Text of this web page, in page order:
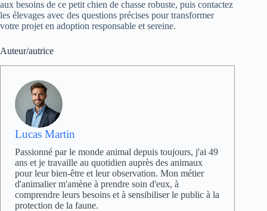
aux besoins de ce petit chien de chasse robuste, puis contactez
les élevages avec des questions précises pour transformer
votre projet en adoption responsable et sereine.
Auteur/autrice
Lucas Martin
Passionné par le monde animal depuis toujours, j'ai 49
ans et je travaille au quotidien auprès des animaux
pour leur bien-être et leur observation. Mon métier
d'animalier m'amène à prendre soin d'eux, à
comprendre leurs besoins et à sensibiliser le public à la
protection de la faune.